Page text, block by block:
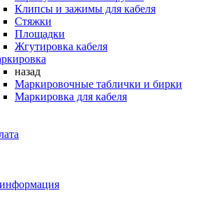
Клипсы и зажимы для кабеля
Стяжки
Площадки
Жгутировка кабеля
назад
Маркировочные таблички и бирки
Маркировка для кабеля